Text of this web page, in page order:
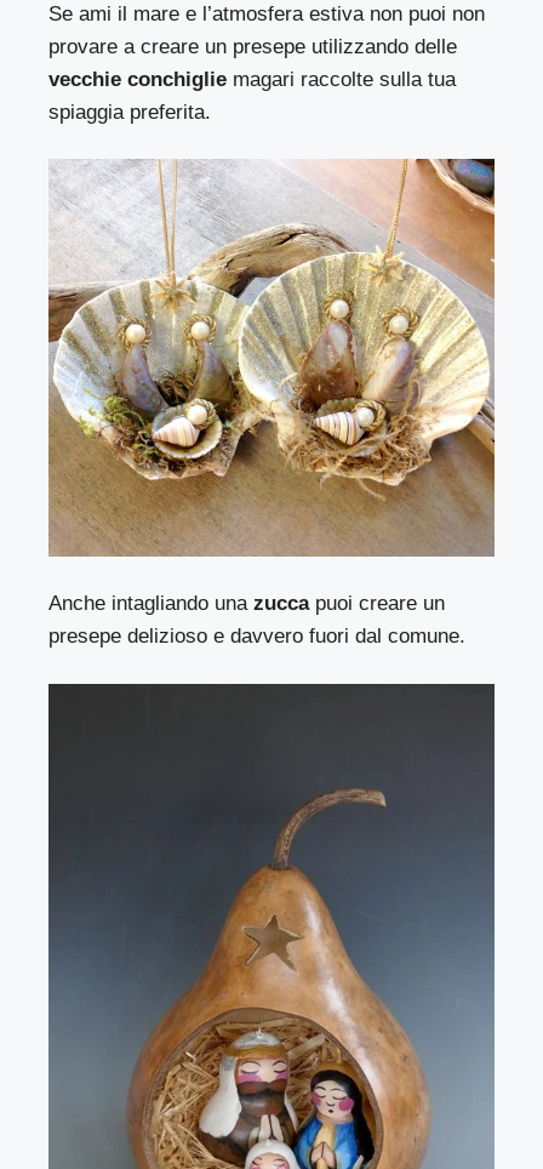
Se ami il mare e l’atmosfera estiva non puoi non
provare a creare un presepe utilizzando delle
vecchie conchiglie magari raccolte sulla tua
spiaggia preferita.
Anche intagliando unazuccapuoi creare un
presepe delizioso e davvero fuori dal comune.